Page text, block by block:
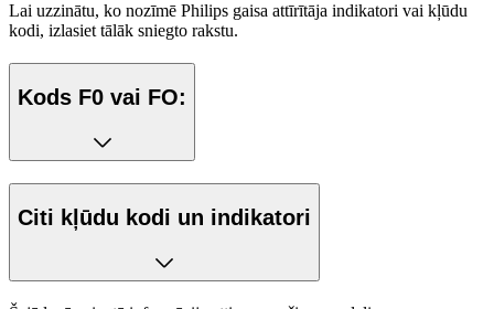
Lai uzzinātu, ko nozīmē Philips gaisa attīrītāja indikatori vai kļūdu
kodi, izlasiet tālāk sniegto rakstu.
Kods F0 vai FO:
Citi kļūdu kodi un indikatori